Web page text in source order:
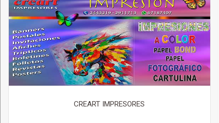
CREART IMPRESORES